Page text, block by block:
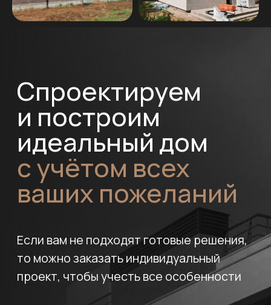
Мы — компания,
которой доверяют
свое будущее